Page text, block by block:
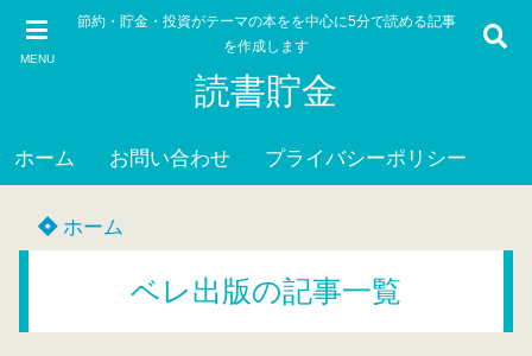
MENU
節約・貯金・投資がテーマの本をを中心に5分で読める記事
を作成します
読書貯金
ホーム お問い合わせ プライバシーポリシー
ホーム
ベレ出版の記事一覧